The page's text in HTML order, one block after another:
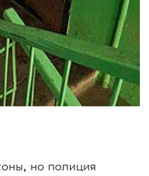
но полиция